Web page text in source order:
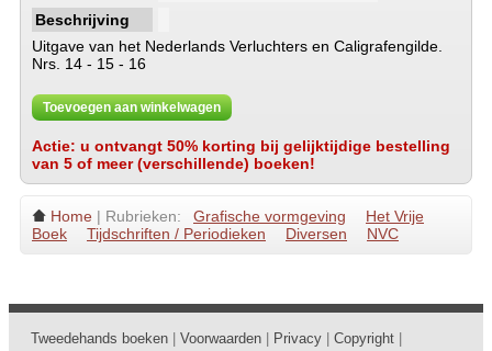
Beschrijving
Uitgave van het Nederlands Verluchters en Caligrafengilde.
Nrs. 14 - 15 - 16
Toevoegen aan winkelwagen
Actie: u ontvangt 50% korting bij gelijktijdige bestelling
van 5 of meer (verschillende) boeken!
Home | Rubrieken: Grafische vormgeving
Het Vrije
Boek
Tijdschriften / Periodieken Diversen NVC
Tweedehands boeken Voorwaarden Privacy Copyright